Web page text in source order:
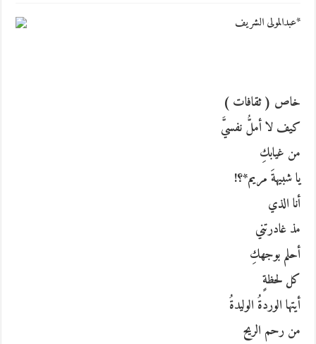
*عبدالمولى الشريف
خاص ( ثقافات )
كيف لا أملُّ نفسيَّ
من غيابكِ
يا شبيهةَ مريم*؟!
أنا الذي
مذ غادرتني
أحلم بوجهكِ
كل لحظةٍ
أيتها الوردةُ الوليدةُ
من رحم الريح